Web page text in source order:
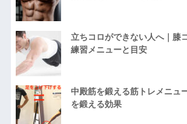
立ちコロができない人へ｜膝
練習メニューと目安
中殿筋を鍛える筋トレメニュ
を鍛える効果